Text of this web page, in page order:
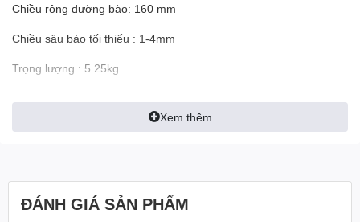
Chiều rộng đường bào: 160 mm
Chiều sâu bào tối thiểu : 1-4mm
Trọng lượng : 5.25kg
Xem thêm
ĐÁNH GIÁ SẢN PHẨM